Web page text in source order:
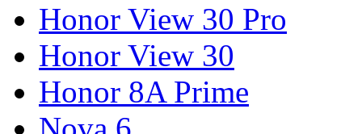
Honor View 30 Pro
Honor View 30
Honor 8A Prime